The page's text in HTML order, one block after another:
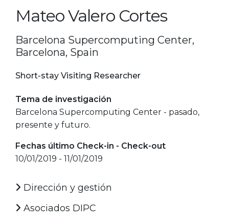
Mateo Valero Cortes
Barcelona Supercomputing Center,
Barcelona, Spain
Short-stay Visiting Researcher
Tema de investigación
Barcelona Supercomputing Center - pasado,
presente y futuro.
Fechas último Check-in - Check-out
10/01/2019 - 11/01/2019
Dirección y gestión
Asociados DIPC